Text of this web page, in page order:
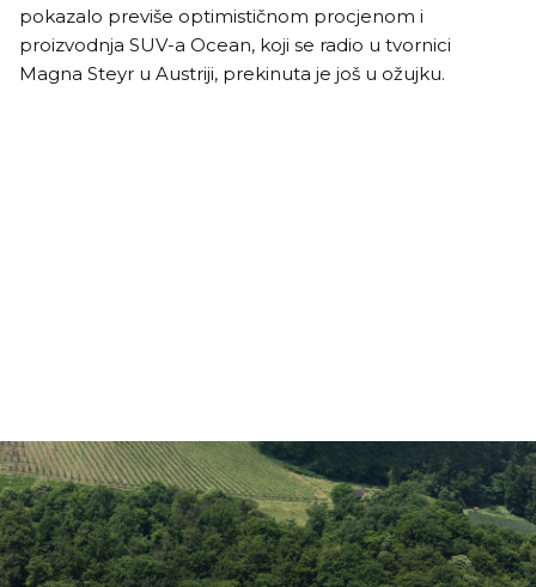
pokazalo previše optimističnom procjenom i
proizvodnja SUV-a Ocean, koji se radio u tvornici
Magna Steyr u Austriji, prekinuta je još u ožujku.